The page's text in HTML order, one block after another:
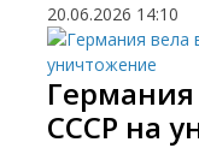
20.06.2026 14:10
СССР на